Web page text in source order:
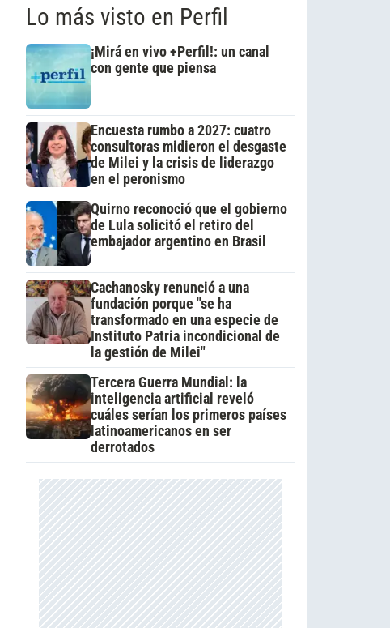
Lo más visto en Perfil
¡Mirá en vivo +Perfil!: un canal
con gente que piensa
Encuesta rumbo a 2027: cuatro
consultoras midieron el desgaste
de Milei y la crisis de liderazgo
en el peronismo
Quirno reconoció que el gobierno
de Lula solicitó el retiro del
embajador argentino en Brasil
Cachanosky renunció a una
fundación porque "se ha
transformado en una especie de
Instituto Patria incondicional de
la gestión de Milei"
Tercera Guerra Mundial: la
inteligencia artificial reveló
cuáles serían los primeros países
latinoamericanos en ser
derrotados